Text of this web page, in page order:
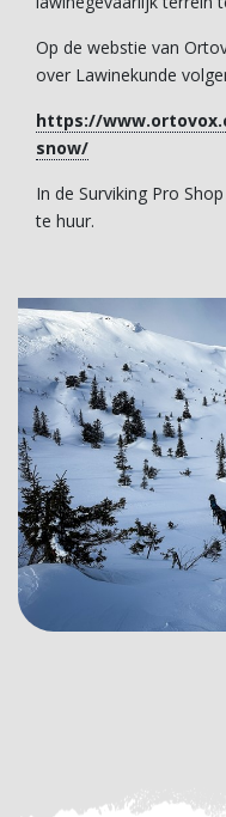
Op de webstie van
over Lawinekunde
https://
snow/
In de Surviking Pro
te huur.